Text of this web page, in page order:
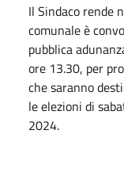
Il Sindaco rende
comunale è
pubblica
ore 13.30, per
che saranno
le elezioni di
2024.